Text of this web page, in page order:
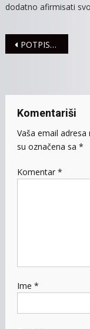
dodatno afirmisati
Navigacija
POTPISANI UGOVORI O SUBVENCIJAMA ZA ENERGETSKU SANACIJU
Komentariši
Vaša email
su označena sa *
Komentar *
Ime *